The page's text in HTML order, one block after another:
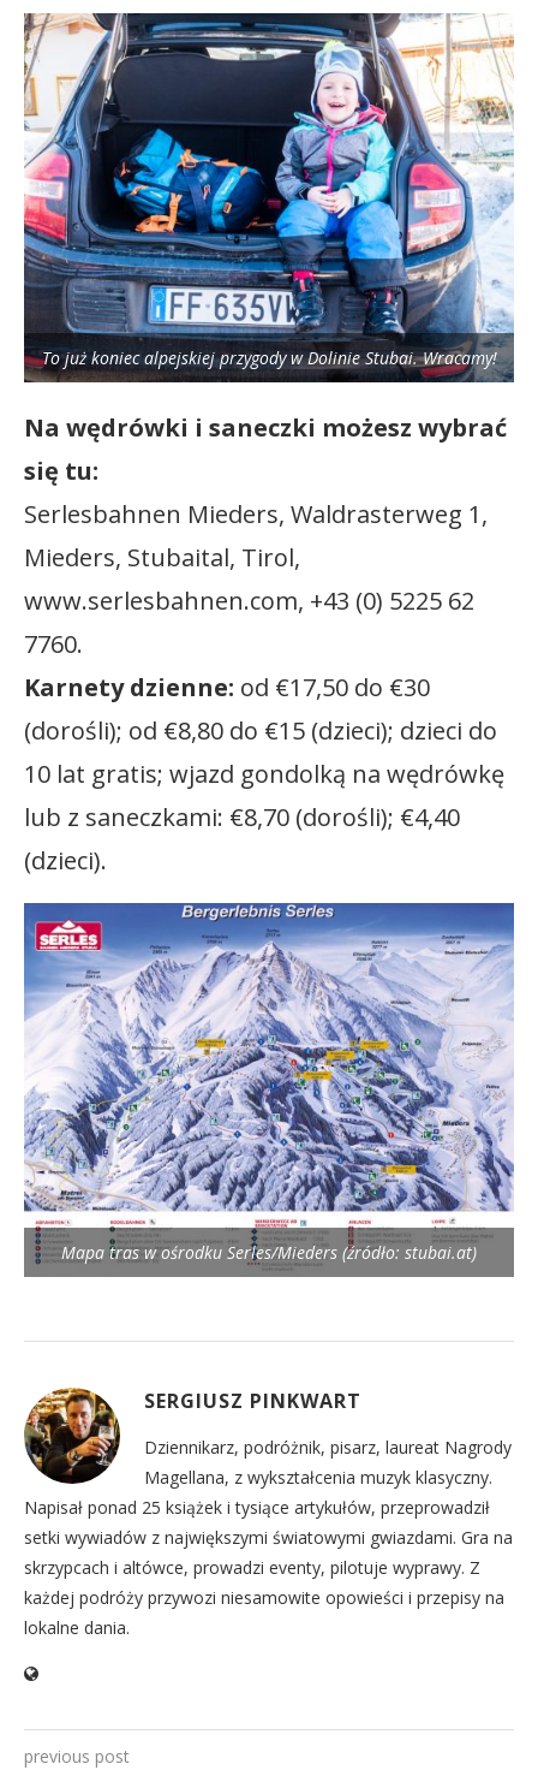
To już koniec alpejskiej przygody w Dolinie Stubai. Wracamy!
Na wędrówki i saneczki możesz wybrać
się tu:
Serlesbahnen Mieders, Waldrasterweg 1,
Mieders, Stubaital, Tirol,
www.serlesbahnen.com, +43 (0) 5225 62
7760.
Karnety dzienne: od €17,50 do €30
(dorośli); od €8,80 do €15 (dzieci); dzieci do
10 lat gratis; wjazd gondolką na wędrówkę
lub z saneczkami: €8,70 (dorośli); €4,40
(dzieci).
Mapa tras w ośrodku Serles/Mieders (źródło: stubai.at)
SERGIUSZ PINKWART
Dziennikarz, podróżnik, pisarz, laureat Nagrody
Magellana, z wykształcenia muzyk klasyczny.
Napisał ponad 25 książek i tysiące artykułów, przeprowadził
setki wywiadów z największymi światowymi gwiazdami. Gra na
skrzypcach i altówce, prowadzi eventy, pilotuje wyprawy. Z
każdej podróży przywozi niesamowite opowieści i przepisy na
lokalne dania.
previous post